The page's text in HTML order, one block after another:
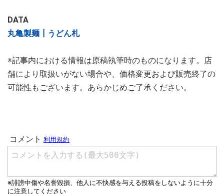
DATA
丸亀製麺┃うどん札
※記事内における情報は原稿執筆時のものになります。店
舗により取扱いがない場合や、価格変更および販売終了の
可能性もございます。あらかじめご了承ください。